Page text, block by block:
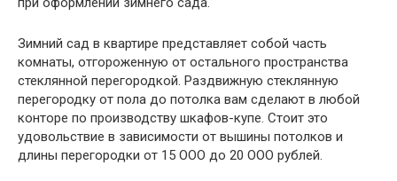
Зимний сад в квартире представляет собой часть
комнаты, отгороженную от остального пространства
стеклянной перегородкой. Раздвижную стеклян­ную
перегородку от пола до потолка вам сделают в любой
конторе по произ­водству шкафов-купе. Стоит это
удовольствие в зависимости от вышины потолков и
длины перегородки от 15 ООО до 20 ООО рублей.